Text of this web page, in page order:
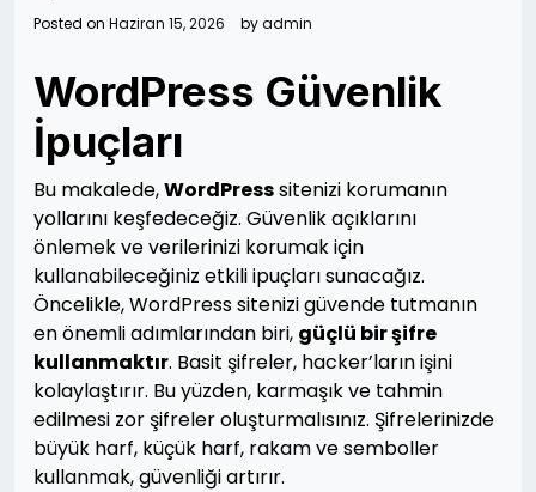
Posted on Haziran 15, 2026 byadmin
WordPress Güvenlik
İpuçları
Bu makalede,WordPresssitenizi korumanın
yollarını keşfedeceğiz. Güvenlik açıklarını
önlemek ve verilerinizi korumak için
kullanabileceğiniz etkili ipuçları sunacağız.
Öncelikle, WordPress sitenizi güvende tutmanın
en önemli adımlarından biri, güçlü bir şifre
kullanmaktır. Basit şifreler, hacker’ların işini
kolaylaştırır. Bu yüzden, karmaşık ve tahmin
edilmesi zor şifreler oluşturmalısınız. Şifrelerinizde
büyük harf, küçük harf, rakam ve semboller
kullanmak, güvenliği artırır.